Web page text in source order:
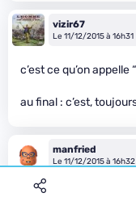
vizir67
Le 11/12/2015 à 16h31
c’est ce qu’on appelle
au final : c’est,
manfried
Le 11/12/2015 à 16h32
Bon alors c’est bien